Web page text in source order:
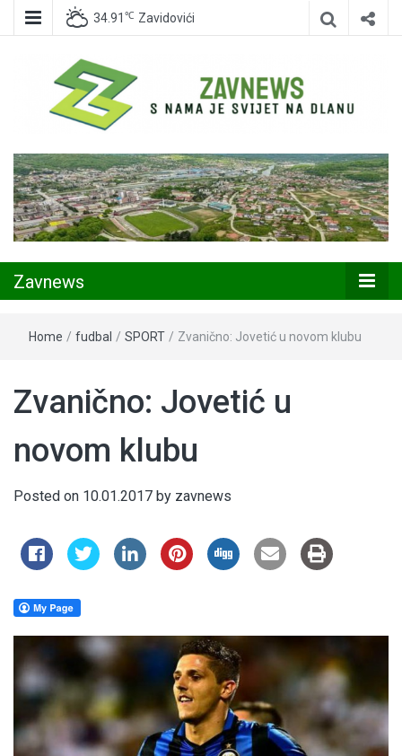
34.91 ℃ Zavidovići
Zavnews
Zavnews
Home / fudbal / SPORT / Zvanično: Jovetić u novom klubu
Zvanično: Jovetić u
novom klubu
Posted on 10.01.2017 by zavnews